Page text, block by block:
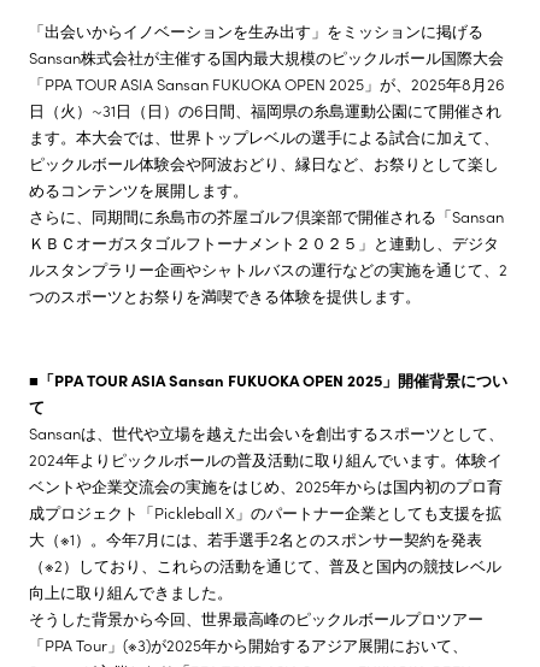
「出会いからイノベーションを生み出す」をミッションに掲げる
Sansan株式会社が主催する国内最大規模のピックルボール国際大会
「PPA TOUR ASIA Sansan FUKUOKA OPEN 2025」が、2025年8月26
日（火）~31日（日）の6日間、福岡県の糸島運動公園にて開催され
ます。本大会では、世界トップレベルの選手による試合に加えて、
ピックルボール体験会や阿波おどり、縁日など、お祭りとして楽し
めるコンテンツを展開します。
さらに、同期間に糸島市の芥屋ゴルフ倶楽部で開催される「Sansan
ＫＢＣオーガスタゴルフトーナメント２０２５」と連動し、デジタ
ルスタンプラリー企画やシャトルバスの運行などの実施を通じて、2
つのスポーツとお祭りを満喫できる体験を提供します。
■「PPA TOUR ASIA Sansan FUKUOKA OPEN 2025」開催背景につい
て
Sansanは、世代や立場を越えた出会いを創出するスポーツとして、
2024年よりピックルボールの普及活動に取り組んでいます。体験イ
ベントや企業交流会の実施をはじめ、2025年からは国内初のプロ育
成プロジェクト「Pickleball X」のパートナー企業としても支援を拡
大（※1）。今年7月には、若手選手2名とのスポンサー契約を発表
（※2）しており、これらの活動を通じて、普及と国内の競技レベル
向上に取り組んできました。
そうした背景から今回、世界最高峰のピックルボールプロツアー
「PPA Tour」(※3)が2025年から開始するアジア展開において、